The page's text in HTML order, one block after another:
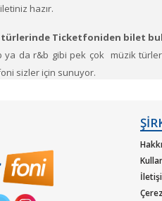
hazır.
türlerinde Ticketfoniden bilet
ya da r&b gibi pek çok müzik
sizler için sunuyor.